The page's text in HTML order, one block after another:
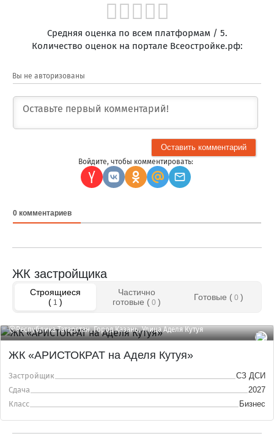
Средняя оценка по всем платформам / 5.
Количество оценок на портале Всеостройке.рф:
Вы не авторизованы
Войдите, чтобы комментировать:
0 комментариев
ЖК застройщика
Строящиеся
( 1 )
Частично
готовые ( 0 ) Готовые ( 0 )
Республика Татарстан, Город Казань, Улица Аделя Кутуя
ЖК «АРИСТОКРАТ на Аделя Кутуя»
Застройщик
СЗ ДСИ
Сдача
2027
Класс
Бизнес